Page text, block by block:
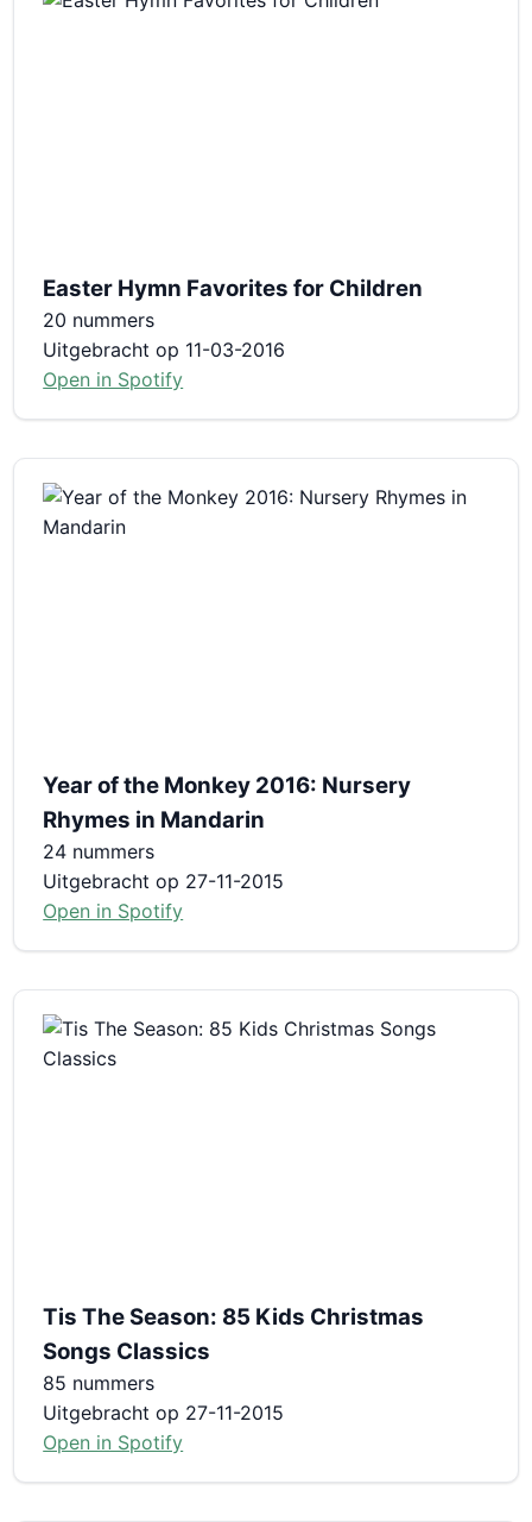
Easter Hymn Favorites for Children
20 nummers
Uitgebracht op 11-03-2016
Open in Spotify
Year of the Monkey 2016: Nursery
Rhymes in Mandarin
24 nummers
Uitgebracht op 27-11-2015
Open in Spotify
Tis The Season: 85 Kids Christmas
Songs Classics
85 nummers
Uitgebracht op 27-11-2015
Open in Spotify